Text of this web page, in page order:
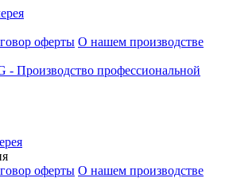
оферты О нашем производстве
оферты О нашем производстве